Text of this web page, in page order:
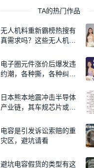
TA的热门作品
无人机料重新霸榜热搜有
真需求吗？这些无人机订
电子圈元件涨价后爆发违
约潮，各种撕，各种纠纷
日本熊本地震冲击半导体
产业链，其车规芯片或短
电容是引发诉讼索赔的重
灾区，避坑请看
避坑电容假货的类型有这